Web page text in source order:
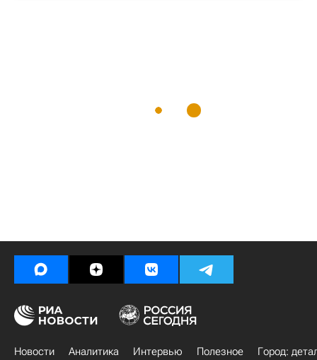
Новости Аналитика Интервью Полезное
Город: